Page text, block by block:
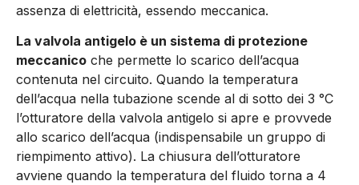
assenza di elettricità, essendo meccanica.
La valvola antigelo è un sistema di protezione
meccanico che permette lo scarico dell’acqua
contenuta nel circuito. Quando la temperatura
dell’acqua nella tubazione scende al di sotto dei 3 °C
l’otturatore della valvola antigelo si apre e provvede
allo scarico dell’acqua (indispensabile un gruppo di
riempimento attivo). La chiusura dell’otturatore
avviene quando la temperatura del fluido torna a 4